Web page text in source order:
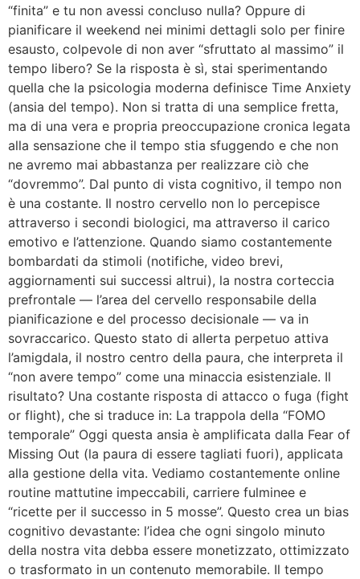
“finita” e tu non avessi concluso nulla? Oppure di
pianificare il weekend nei minimi dettagli solo per finire
esausto, colpevole di non aver “sfruttato al massimo” il
tempo libero? Se la risposta è sì, stai sperimentando
quella che la psicologia moderna definisce Time Anxiety
(ansia del tempo). Non si tratta di una semplice fretta,
ma di una vera e propria preoccupazione cronica legata
alla sensazione che il tempo stia sfuggendo e che non
ne avremo mai abbastanza per realizzare ciò che
“dovremmo”. Dal punto di vista cognitivo, il tempo non
è una costante. Il nostro cervello non lo percepisce
attraverso i secondi biologici, ma attraverso il carico
emotivo e l’attenzione. Quando siamo costantemente
bombardati da stimoli (notifiche, video brevi,
aggiornamenti sui successi altrui), la nostra corteccia
prefrontale — l’area del cervello responsabile della
pianificazione e del processo decisionale — va in
sovraccarico. Questo stato di allerta perpetuo attiva
l’amigdala, il nostro centro della paura, che interpreta il
“non avere tempo” come una minaccia esistenziale. Il
risultato? Una costante risposta di attacco o fuga (fight
or flight), che si traduce in: La trappola della “FOMO
temporale” Oggi questa ansia è amplificata dalla Fear of
Missing Out (la paura di essere tagliati fuori), applicata
alla gestione della vita. Vediamo costantemente online
routine mattutine impeccabili, carriere fulminee e
“ricette per il successo in 5 mosse”. Questo crea un bias
cognitivo devastante: l’idea che ogni singolo minuto
della nostra vita debba essere monetizzato, ottimizzato
o trasformato in un contenuto memorabile. Il tempo